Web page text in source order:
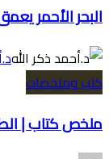
البحر الأحمر
كتب وملخصات
ملخص كتاب |